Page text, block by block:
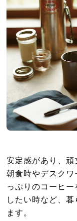
安定感があり、頑
朝食時やデスク
っぷりのコーヒ
したい時など、
ます。